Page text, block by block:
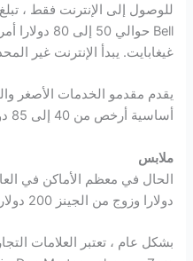
غيغابايت. يبدأ الإنترنت غير المحدود من 100
أساسية أرخص من 40 إلى 85 دولارًا في الشهر.
ملابس
دولارا وزوج من الجينز 200 دولار في الجوار – منطق الموضة …